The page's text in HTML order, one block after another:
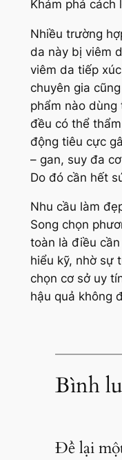
Khám phá
Nhiều trường
da này bị viêm
viêm da tiếp
chuyên gia
phẩm nào
đều có thể
động tiêu cực
– gan, suy đa
Do đó cần hết
Nhu cầu làm
Song chọn
toàn là điều
hiểu kỹ, nhờ sự
chọn cơ sở uy
hậu quả không
Bình
Để lại